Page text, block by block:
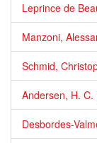
Leprince de
Manzoni,
Schmid,
Andersen, H.
Desbordes-